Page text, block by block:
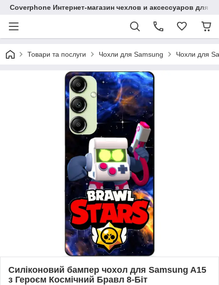
Coverphone Интернет-магазин чехлов и аксессуаров для
Товари та послуги Чохли для Samsung Чохли для
Силіконовий бампер чохол для Samsung A15
з Героєм Космічний Бравл 8-Біт